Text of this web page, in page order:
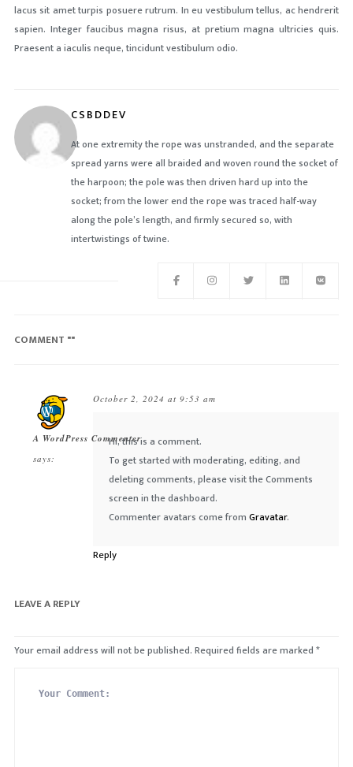
lacus sit amet turpis posuere rutrum. In eu vestibulum tellus, ac hendrerit
sapien. Integer faucibus magna risus, at pretium magna ultricies quis.
Praesent a iaculis neque, tincidunt vestibulum odio.
CSBDDEV
At one extremity the rope was unstranded, and the separate
spread yarns were all braided and woven round the socket of
the harpoon; the pole was then driven hard up into the
socket; from the lower end the rope was traced half-way
along the pole’s length, and firmly secured so, with
intertwistings of twine.
COMMENT ""
A WordPress Commenter
says:
October 2, 2024 at 9:53 am
Hi, this is a comment.
To get started with moderating, editing, and
deleting comments, please visit the Comments
screen in the dashboard.
Commenter avatars come from Gravatar.
Reply
LEAVE A REPLY
Your email address will not be published. Required fields are marked *